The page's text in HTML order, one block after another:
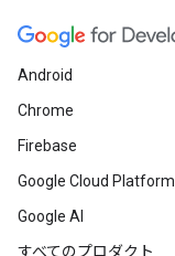
Android
Chrome
Firebase
Google Cloud Platform
Google AI
すべてのプロダクト